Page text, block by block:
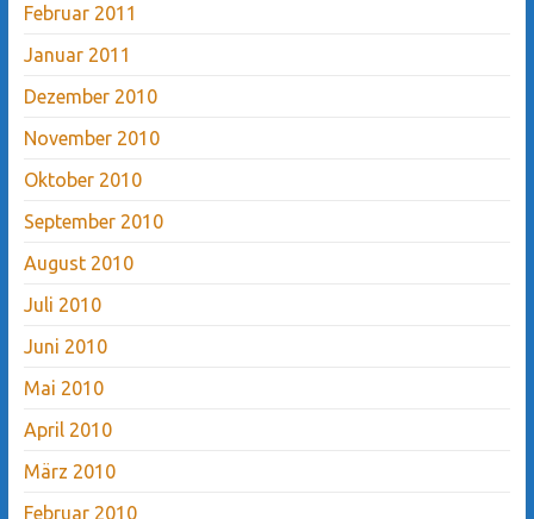
Februar 2011
Januar 2011
Dezember 2010
November 2010
Oktober 2010
September 2010
August 2010
Juli 2010
Juni 2010
Mai 2010
April 2010
März 2010
Februar 2010